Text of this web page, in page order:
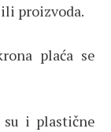
proizvoda.
plaća se
su i plastične